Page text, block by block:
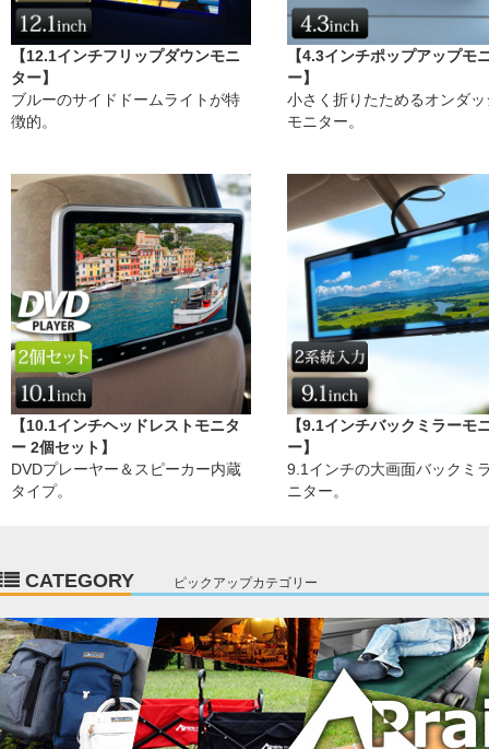
【12.1インチフリップダウンモニ
ター】
ブルーのサイドドームライトが特
徴的。
【4.3インチポップアップモ
ー】
小さく折りたためるオンダッ
モニター。
【10.1インチヘッドレストモニタ
ー 2個セット】
DVDプレーヤー＆スピーカー内蔵
タイプ。
【9.1インチバックミラーモ
ー】
9.1インチの大画面バックミ
ニター。
CATEGORY ピックアップカテゴリー